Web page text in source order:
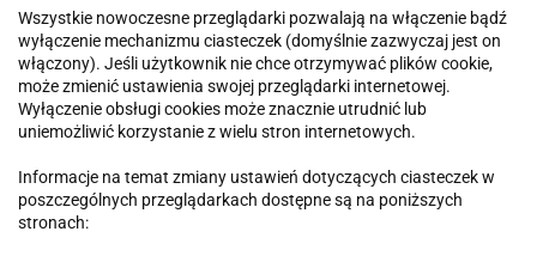
Wszystkie nowoczesne przeglądarki pozwalają na włączenie bądź
wyłączenie mechanizmu ciasteczek (domyślnie zazwyczaj jest on
włączony). Jeśli użytkownik nie chce otrzymywać plików cookie,
może zmienić ustawienia swojej przeglądarki internetowej.
Wyłączenie obsługi cookies może znacznie utrudnić lub
uniemożliwić korzystanie z wielu stron internetowych.
Informacje na temat zmiany ustawień dotyczących ciasteczek w
poszczególnych przeglądarkach dostępne są na poniższych
stronach: